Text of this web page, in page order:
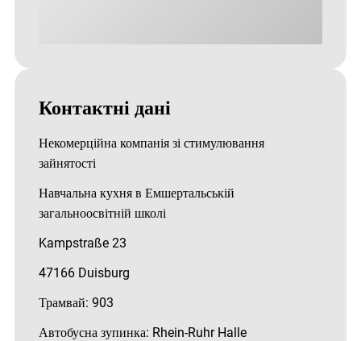
Контактні дані
Некомерційна компанія зі стимулювання
зайнятості
Навчальна кухня в Емшертальській
загальноосвітній школі
Kampstraße 23
47166 Duisburg
Трамвай: 903
Автобусна зупинка: Rhein-Ruhr Halle